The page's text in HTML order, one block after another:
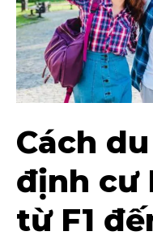
Cách
định cư
từ F1